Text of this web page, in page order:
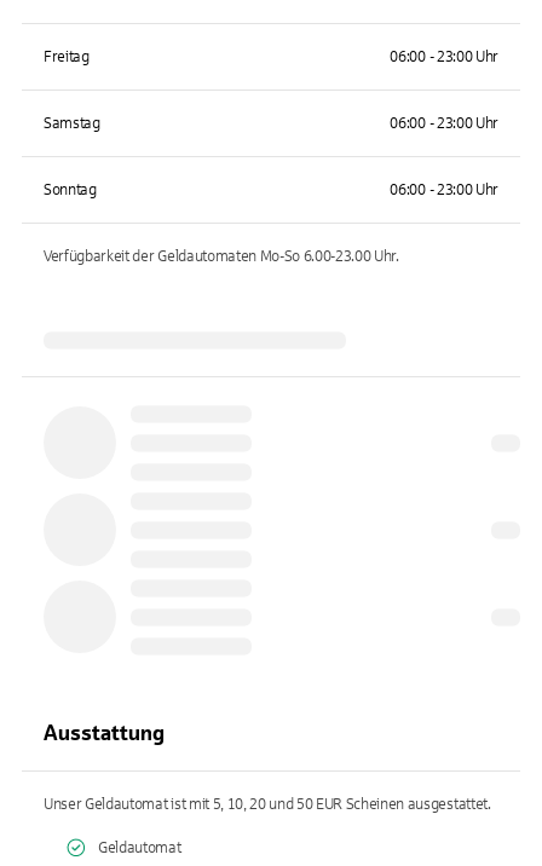
Freitag 06:00 - 23:00 Uhr
Samstag 06:00 - 23:00 Uhr
Sonntag 06:00 - 23:00 Uhr
Verfügbarkeit der Geldautomaten Mo-So 6.00-23.00Uhr.
Ausstattung
Unser Geldautomat ist mit 5, 10, 20 und 50 EUR Scheinen ausgestattet.
Geldautomat